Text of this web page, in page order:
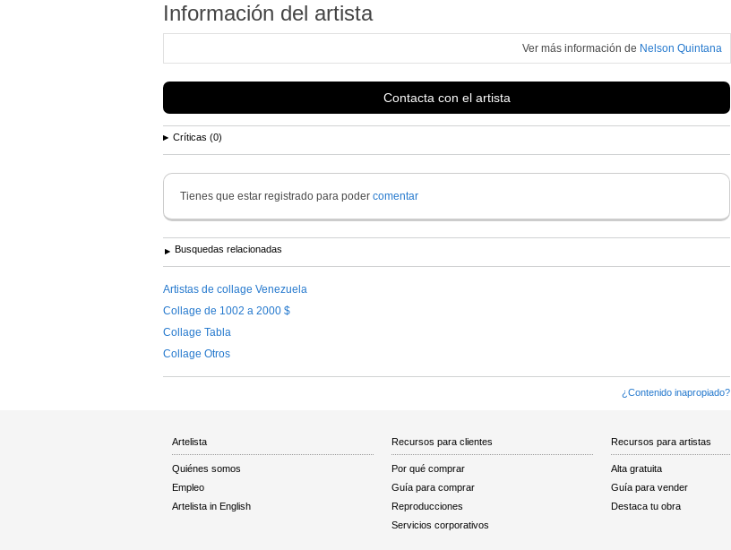
Información del artista
Ver más información de Nelson Quintana
Contacta con el artista
Críticas (0)
Tienes que estar registrado para poder comentar
Busquedas relacionadas
Artistas de collage Venezuela
Collage de 1002 a 2000 $
Collage Tabla
Collage Otros
¿Contenido inapropiado?
Artelista
Quiénes somos
Empleo
Artelista in English
Recursos para clientes
Por qué comprar
Guía para comprar
Reproducciones
Servicios corporativos
Recursos para artistas
Alta gratuita
Guía para vender
Destaca tu obra